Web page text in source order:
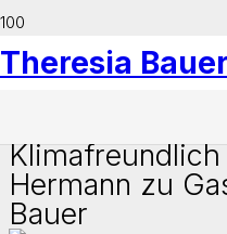
Theresia Bauer
Hermann zu
Bauer